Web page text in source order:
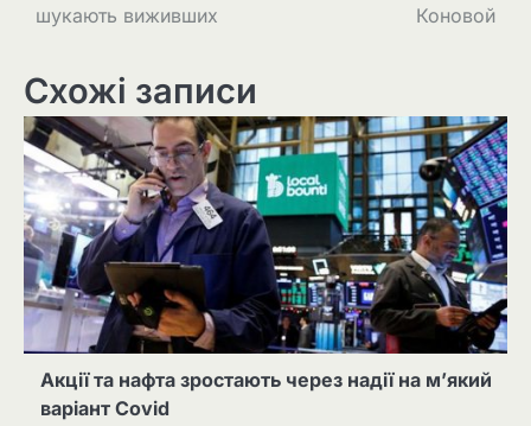
шукають виживших
Коновой
Схожі записи
Акції та нафта зростають через надії на м’який
варіант Covid